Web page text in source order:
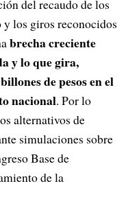
del recaudo de los
los giros reconocidos
brecha creciente
y lo que gira,
de pesos en el
nacional. Por lo
alternativos de
simulaciones sobre
Base de
de la